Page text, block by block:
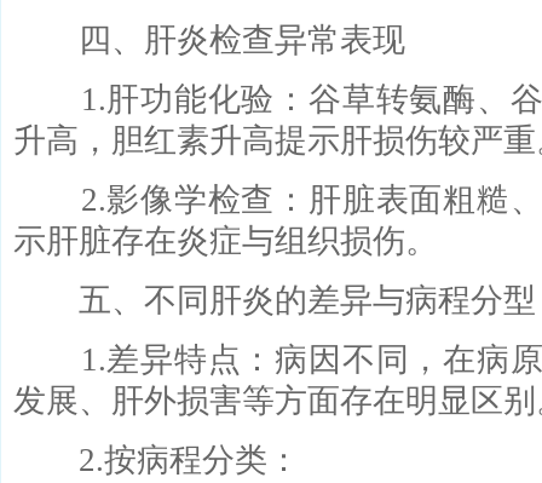
四、肝炎检查异常表现
1.肝功能化验：谷草转氨酶、谷
升高，胆红素升高提示肝损伤较严
2.影像学检查：肝脏表面粗糙、
示肝脏存在炎症与组织损伤。
五、不同肝炎的差异与病程分型
1.差异特点：病因不同，在病原
发展、肝外损害等方面存在明显区
2.按病程分类：